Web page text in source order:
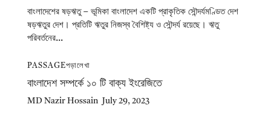
বাংলাদেশের ষড়ঋতু – ভূমিকা বাংলাদেশ একটি প্রাকৃতিক সৌন্দর্যমণ্ডিত দেশ
ষড়ঋতুর দেশ। প্রতিটি ঋতুর নিজস্ব বৈশিষ্ট্য ও সৌন্দর্য রয়েছে। ঋতু
পরিবর্তনের...
PASSAGEপড়ালেখা
বাংলাদেশ সম্পর্কে ১০ টি বাক্য ইংরেজিতে
MD Nazir Hossain July 29, 2023